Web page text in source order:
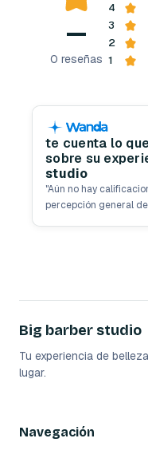
—
0 reseñas
4
3
2
1
te cuenta lo
sobre su
studio
"Aún no hay
percepción general
Big barber studio
Tu experiencia de
lugar.
Navegación